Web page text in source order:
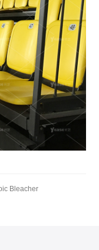
Bleacher